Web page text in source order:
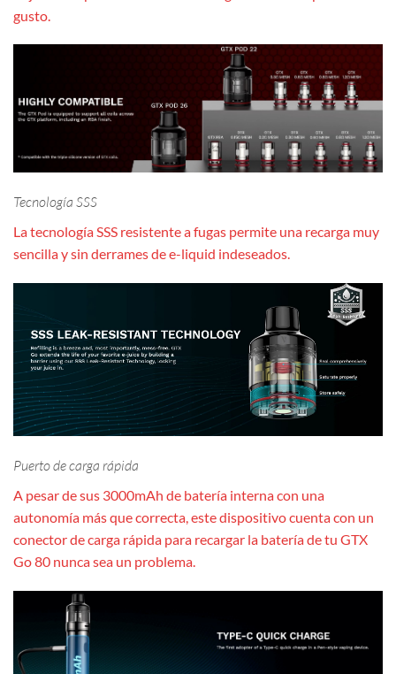
gusto.
Tecnología SSS
La tecnología SSS resistente a fugas permite una recarga muy
sencilla y sin derrames de e-liquid indeseados.
Puerto de carga rápida
A pesar de sus 3000mAh de batería interna con una
autonomía más que correcta, este dispositivo cuenta con un
conector de carga rápida para recargar la batería de tu GTX
Go 80 nunca sea un problema.